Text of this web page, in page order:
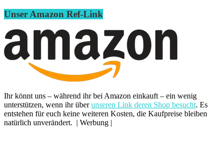
Unser Amazon Ref-Link
Ihr könnt uns – während ihr bei Amazon einkauft – ein wenig
unterstützen, wenn ihr überunseren Link deren Shop besucht. Es
entstehen für euch keine weiteren Kosten, die Kaufpreise bleiben
natürlich unverändert. | Werbung |